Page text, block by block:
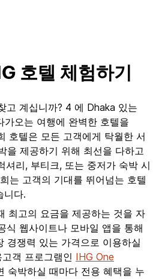
호텔 체험하기
고 계십니까? 4 에 Dhaka 있는
가오는 여행에 완벽한 호텔을
호텔은 모든 고객에게 탁월한 서
을 제공하기 위해 최선을 다하고
셔리, 부티크, 또는 중저가 숙박 시
는 고객의 기대를 뛰어넘는 호텔
니다.
최고의 요금을 제공하는 것을 자
식 웹사이트나 모바일 앱을 통해
경쟁력 있는 가격으로 이용하실
객 프로그램인 IHG One
숙박하실 때마다 전용 혜택을 누